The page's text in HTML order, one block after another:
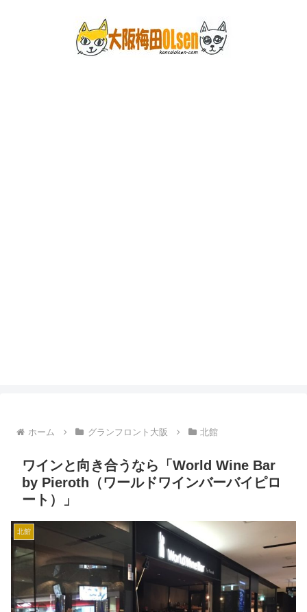
ホーム グランフロント大阪 北館
ワインと向き合うなら「World Wine Bar
by Pieroth（ワールドワインバーバイピロ
ート）」
北館